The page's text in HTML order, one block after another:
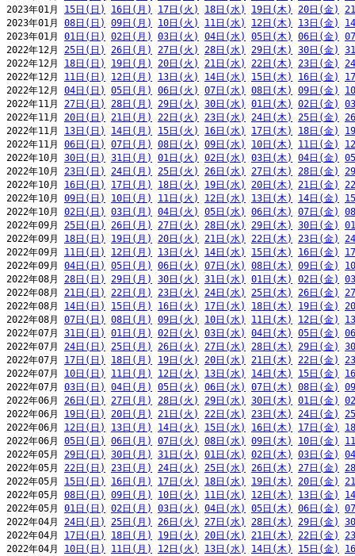
2023年01月 15日(日) 16日(月) 17日(火) 18日(水) 19日(木) 20日(金)
2023年01月 08日(日) 09日(月) 10日(火) 11日(水) 12日(木) 13日(金)
2023年01月 01日(日) 02日(月) 03日(火) 04日(水) 05日(木) 06日(金)
2022年12月 25日(日) 26日(月) 27日(火) 28日(水) 29日(木) 30日(金)
2022年12月 18日(日) 19日(月) 20日(火) 21日(水) 22日(木) 23日(金)
2022年12月 11日(日) 12日(月) 13日(火) 14日(水) 15日(木) 16日(金)
2022年12月 04日(日) 05日(月) 06日(火) 07日(水) 08日(木) 09日(金)
2022年11月 27日(日) 28日(月) 29日(火) 30日(水) 01日(木) 02日(金)
2022年11月 20日(日) 21日(月) 22日(火) 23日(水) 24日(木) 25日(金)
2022年11月 13日(日) 14日(月) 15日(火) 16日(水) 17日(木) 18日(金)
2022年11月 06日(日) 07日(月) 08日(火) 09日(水) 10日(木) 11日(金)
2022年10月 30日(日) 31日(月) 01日(火) 02日(水) 03日(木) 04日(金)
2022年10月 23日(日) 24日(月) 25日(火) 26日(水) 27日(木) 28日(金)
2022年10月 16日(日) 17日(月) 18日(火) 19日(水) 20日(木) 21日(金)
2022年10月 09日(日) 10日(月) 11日(火) 12日(水) 13日(木) 14日(金)
2022年10月 02日(日) 03日(月) 04日(火) 05日(水) 06日(木) 07日(金)
2022年09月 25日(日) 26日(月) 27日(火) 28日(水) 29日(木) 30日(金)
2022年09月 18日(日) 19日(月) 20日(火) 21日(水) 22日(木) 23日(金)
2022年09月 11日(日) 12日(月) 13日(火) 14日(水) 15日(木) 16日(金)
2022年09月 04日(日) 05日(月) 06日(火) 07日(水) 08日(木) 09日(金)
2022年08月 28日(日) 29日(月) 30日(火) 31日(水) 01日(木) 02日(金)
2022年08月 21日(日) 22日(月) 23日(火) 24日(水) 25日(木) 26日(金)
2022年08月 14日(日) 15日(月) 16日(火) 17日(水) 18日(木) 19日(金)
2022年08月 07日(日) 08日(月) 09日(火) 10日(水) 11日(木) 12日(金)
2022年07月 31日(日) 01日(月) 02日(火) 03日(水) 04日(木) 05日(金)
2022年07月 24日(日) 25日(月) 26日(火) 27日(水) 28日(木) 29日(金)
2022年07月 17日(日) 18日(月) 19日(火) 20日(水) 21日(木) 22日(金)
2022年07月 10日(日) 11日(月) 12日(火) 13日(水) 14日(木) 15日(金)
2022年07月 03日(日) 04日(月) 05日(火) 06日(水) 07日(木) 08日(金)
2022年06月 26日(日) 27日(月) 28日(火) 29日(水) 30日(木) 01日(金)
2022年06月 19日(日) 20日(月) 21日(火) 22日(水) 23日(木) 24日(金)
2022年06月 12日(日) 13日(月) 14日(火) 15日(水) 16日(木) 17日(金)
2022年06月 05日(日) 06日(月) 07日(火) 08日(水) 09日(木) 10日(金)
2022年05月 29日(日) 30日(月) 31日(火) 01日(水) 02日(木) 03日(金)
2022年05月 22日(日) 23日(月) 24日(火) 25日(水) 26日(木) 27日(金)
2022年05月 15日(日) 16日(月) 17日(火) 18日(水) 19日(木) 20日(金)
2022年05月 08日(日) 09日(月) 10日(火) 11日(水) 12日(木) 13日(金)
2022年05月 01日(日) 02日(月) 03日(火) 04日(水) 05日(木) 06日(金)
2022年04月 24日(日) 25日(月) 26日(火) 27日(水) 28日(木) 29日(金)
2022年04月 17日(日) 18日(月) 19日(火) 20日(水) 21日(木) 22日(金)
2022年04月 10日(日) 11日(月) 12日(火) 13日(水) 14日(木) 15日(金)